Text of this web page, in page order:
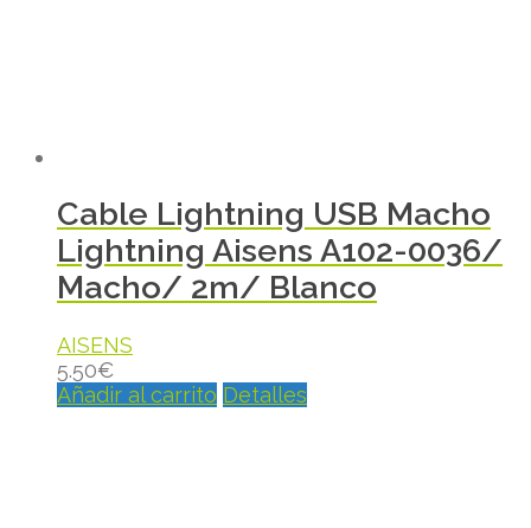
Cable Lightning USB Macho
Lightning Aisens A102-0036/
Macho/ 2m/ Blanco
AISENS
5.50€
Añadir al carrito Detalles